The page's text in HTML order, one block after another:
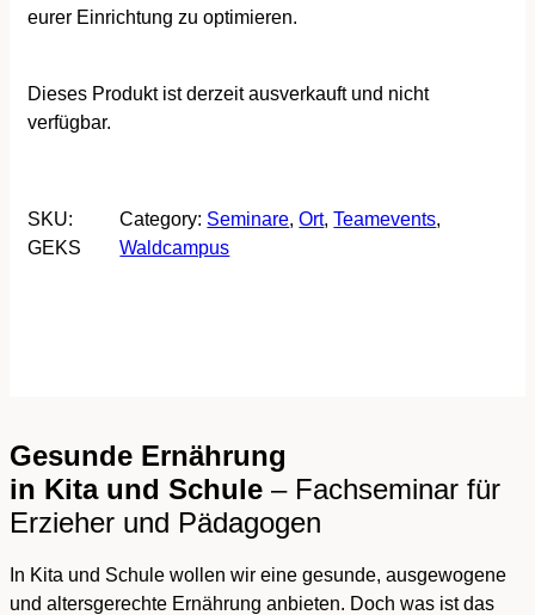
eurer Einrichtung zu optimieren.
Dieses Produkt ist derzeit ausverkauft und nicht
verfügbar.
SKU:
GEKS
Category: Seminare, Ort, Teamevents
Waldcampus
Gesunde Ernährung
in Kita und Schule – Fachseminar für
Erzieher und Pädagogen
In Kita und Schule wollen wir eine gesunde, ausgewogene
und altersgerechte Ernährung anbieten. Doch was ist das